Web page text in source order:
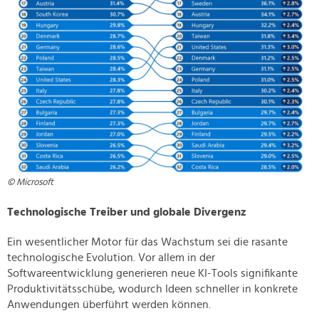
© Microsoft
Technologische Treiber und globale Divergenz
Ein wesentlicher Motor für das Wachstum sei die rasante
technologische Evolution. Vor allem in der
Softwareentwicklung generieren neue KI-Tools signifikante
Produktivitätsschübe, wodurch Ideen schneller in konkrete
Anwendungen überführt werden können.